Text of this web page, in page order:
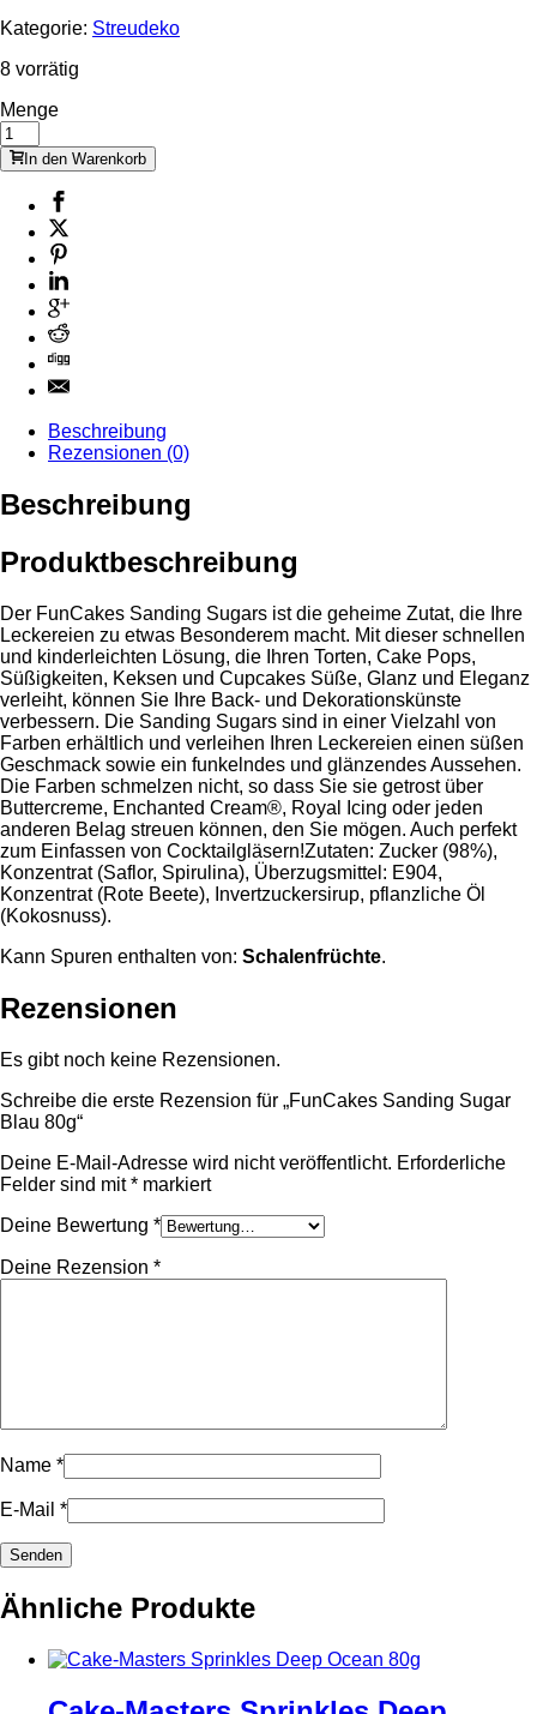
Kategorie: Streudeko
8 vorrätig
Menge
In den Warenkorb
Beschreibung
Rezensionen (0)
Beschreibung
Produktbeschreibung
Der FunCakes Sanding Sugars ist die geheime Zutat, die Ihre
Leckereien zu etwas Besonderem macht. Mit dieser schnellen
und kinderleichten Lösung, die Ihren Torten, Cake Pops,
Süßigkeiten, Keksen und Cupcakes Süße, Glanz und Eleganz
verleiht, können Sie Ihre Back- und Dekorationskünste
verbessern. Die Sanding Sugars sind in einer Vielzahl von
Farben erhältlich und verleihen Ihren Leckereien einen süßen
Geschmack sowie ein funkelndes und glänzendes Aussehen.
Die Farben schmelzen nicht, so dass Sie sie getrost über
Buttercreme, Enchanted Cream®, Royal Icing oder jeden
anderen Belag streuen können, den Sie mögen. Auch perfekt
zum Einfassen von Cocktailgläsern!Zutaten: Zucker (98%),
Konzentrat (Saflor, Spirulina), Überzugsmittel: E904,
Konzentrat (Rote Beete), Invertzuckersirup, pflanzliche Öl
(Kokosnuss).
Kann Spuren enthalten von: Schalenfrüchte.
Rezensionen
Es gibt noch keine Rezensionen.
Schreibe die erste Rezension für „FunCakes Sanding Sugar
Blau 80g“
Deine E-Mail-Adresse wird nicht veröffentlicht. Erforderliche
Felder sind mit* markiert
Deine Bewertung *
Deine Rezension *
Name *
E-Mail *
Ähnliche Produkte